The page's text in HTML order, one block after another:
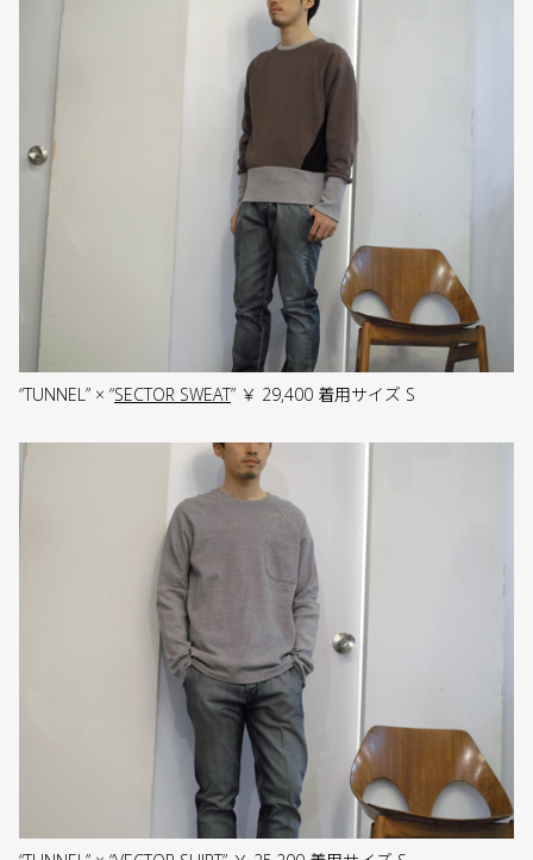
“TUNNEL” × “SECTOR SWEAT” ￥ 29,400 着用サイズ S